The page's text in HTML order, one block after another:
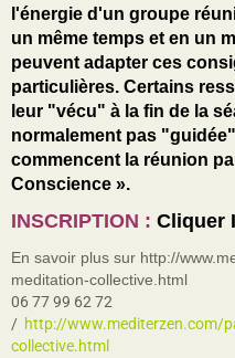
l'énergie d'un groupe
un même temps et en un
peuvent adapter ces
particulières. Certains
leur "vécu" à la fin de la
normalement pas
commencent la réunion
Conscience ».
INSCRIPTION : Cliquer
En savoir plus sur http://
meditation-collective.html
06 77 99 62 72
http://www.mediterzen.com/
collective.html